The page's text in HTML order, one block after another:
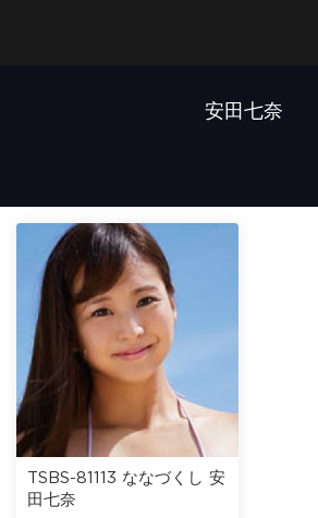
安田七奈
TSBS-81113 ななづくし 安
田七奈